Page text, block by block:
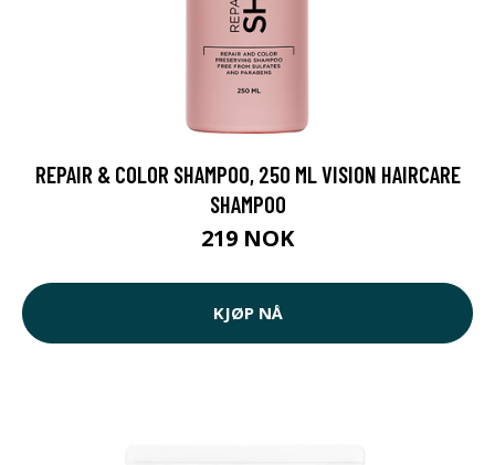
REPAIR & COLOR SHAMPOO, 250 ML VISION HAIRCARE
SHAMPOO
219 NOK
KJØP NÅ